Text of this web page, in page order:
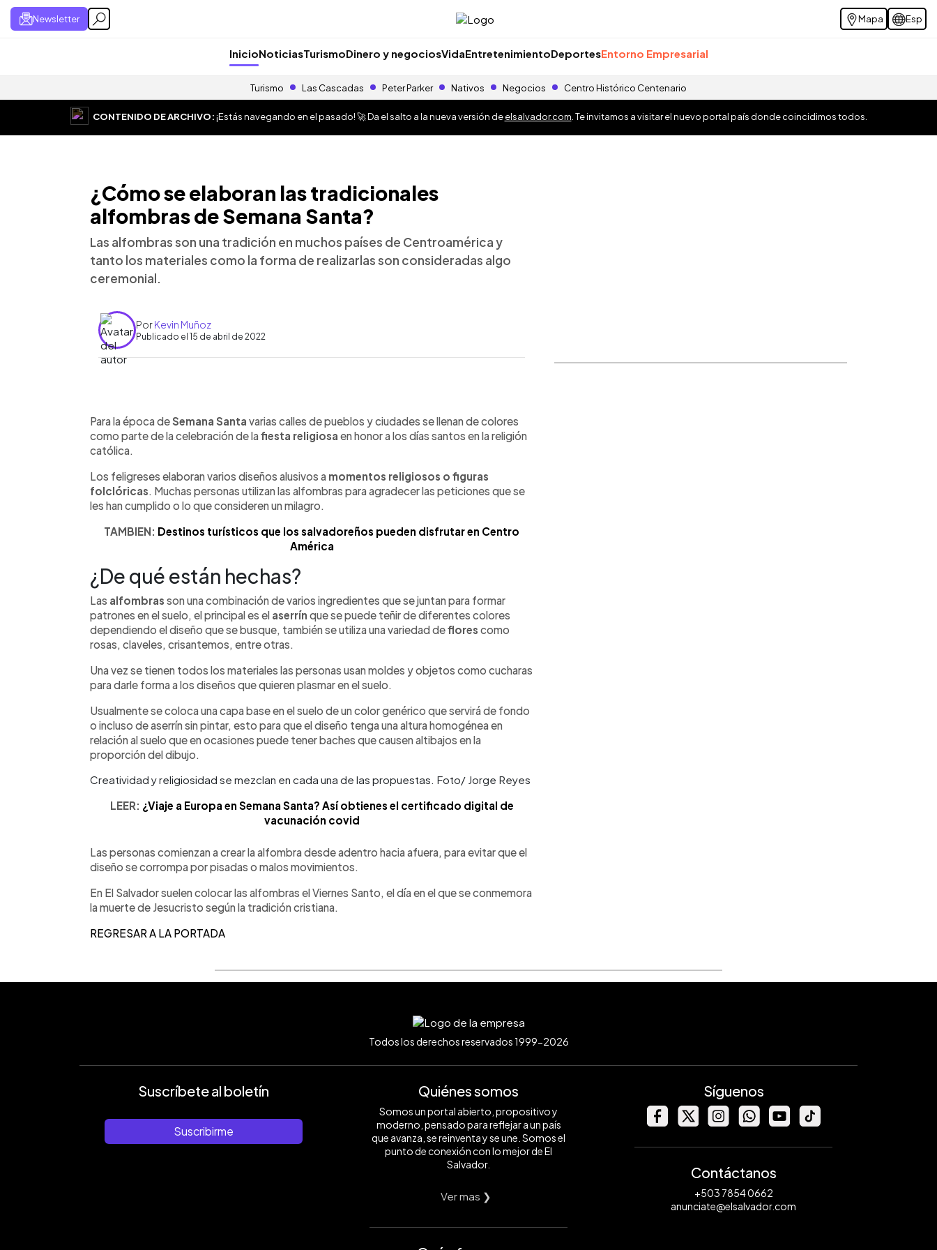
Newsletter Mapa Esp
InicioNoticiasTurismoDinero y negociosVidaEntretenimientoDeportesEntorno Empresarial
Turismo Las Cascadas Peter Parker Nativos Negocios Centro Histórico Centenario
CONTENIDO DE ARCHIVO:¡Estás navegando en el pasado! 🚀 Da el salto a la nueva versión deelsalvador.com . Te invitamos a visitar el nuevo portal país donde coincidimos todos.
¿Cómo se elaboran las tradicionales
alfombras de Semana Santa?
Las alfombras son una tradición en muchos países de Centroamérica y
tanto los materiales como la forma de realizarlas son consideradas algo
ceremonial.
PorKevin Muñoz
Publicado el 15 de abril de 2022
Escuchar artículo
Para la época de Semana Santa varias calles de pueblos y ciudades se llenan de colores
como parte de la celebración de lafiesta religiosa en honor a los días santos en la religión
católica.
Los feligreses elaboran varios diseños alusivos a momentos religiosos o figuras
folclóricas. Muchas personas utilizan las alfombras para agradecer las peticiones que se
les han cumplido o lo que consideren un milagro.
TAMBIEN: Destinos turísticos que los salvadoreños pueden disfrutar en Centro
América
¿De qué están hechas?
Las alfombras son una combinación de varios ingredientes que se juntan para formar
patrones en el suelo, el principal es el aserrín que se puede teñir de diferentes colores
dependiendo el diseño que se busque, también se utiliza una variedad deflores como
rosas, claveles, crisantemos, entre otras.
Una vez se tienen todos los materiales las personas usan moldes y objetos como cucharas
para darle forma a los diseños que quieren plasmar en el suelo.
Usualmente se coloca una capa base en el suelo de un color genérico que servirá de fondo
o incluso de aserrín sin pintar, esto para que el diseño tenga una altura homogénea en
relación al suelo que en ocasiones puede tener baches que causen altibajos en la
proporción del dibujo.
Creatividad y religiosidad se mezclan en cada una de las propuestas. Foto/ Jorge Reyes
LEER: ¿Viaje a Europa en Semana Santa? Así obtienes el certificado digital de
vacunación covid
Las personas comienzan a crear la alfombra desde adentro hacia afuera, para evitar que el
diseño se corrompa por pisadas o malos movimientos.
En El Salvador suelen colocar las alfombras el Viernes Santo, el día en el que se conmemora
la muerte de Jesucristo según la tradición cristiana.
REGRESAR A LA PORTADA
Todos los derechos reservados 1999-2026
Suscríbete al boletín
Suscribirme
Quiénes somos
Somos un portal abierto, propositivo y
moderno, pensado para reflejar a un país
que avanza, se reinventa y se une. Somos el
punto de conexión con lo mejor de El
Salvador.
Ver mas ❯
Síguenos
Contáctanos
+503 7854 0662
anunciate@elsalvador.com